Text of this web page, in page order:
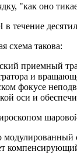
"как оно
течение
схема такова:
приемный
и
фокусе
оси и